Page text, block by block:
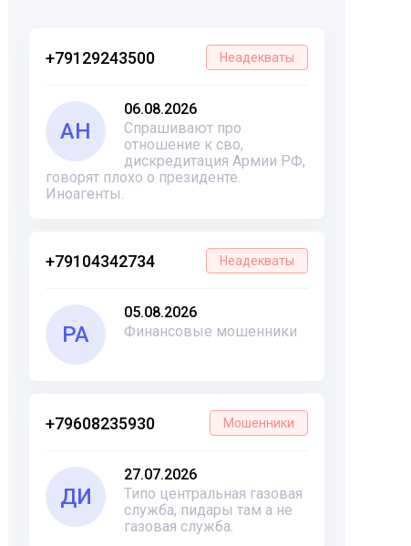
+79129243500 Неадекваты
АН
06.08.2026
Спрашивают про
отношение к сво,
дискредитация Армии РФ,
говорят плохо о президенте.
Иноагенты.
+79104342734 Неадекваты
РА
05.08.2026
Финансовые мошенники
+79608235930 Мошенники
ДИ
27.07.2026
Типо центральная газовая
служба, пидары там а не
газовая служба.